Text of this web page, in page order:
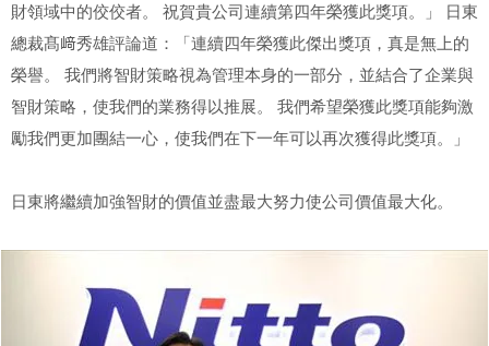
財領域中的佼佼者。 祝賀貴公司連續第四年榮獲此獎項。」 日東
總裁髙﨑秀雄評論道：「連續四年榮獲此傑出獎項，真是無上的
榮譽。 我們將智財策略視為管理本身的一部分，並結合了企業與
智財策略，使我們的業務得以推展。 我們希望榮獲此獎項能夠激
勵我們更加團結一心，使我們在下一年可以再次獲得此獎項。」
日東將繼續加強智財的價值並盡最大努力使公司價值最大化。